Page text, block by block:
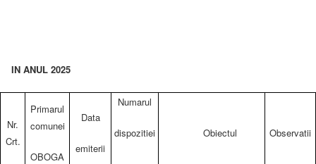
IN ANUL 2025
Nr.
Crt.
Primarul
comunei
OBOGA
Data
emiterii
Numarul
dispozitiei Obiectul Observatii